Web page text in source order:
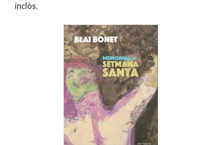
inclòs.